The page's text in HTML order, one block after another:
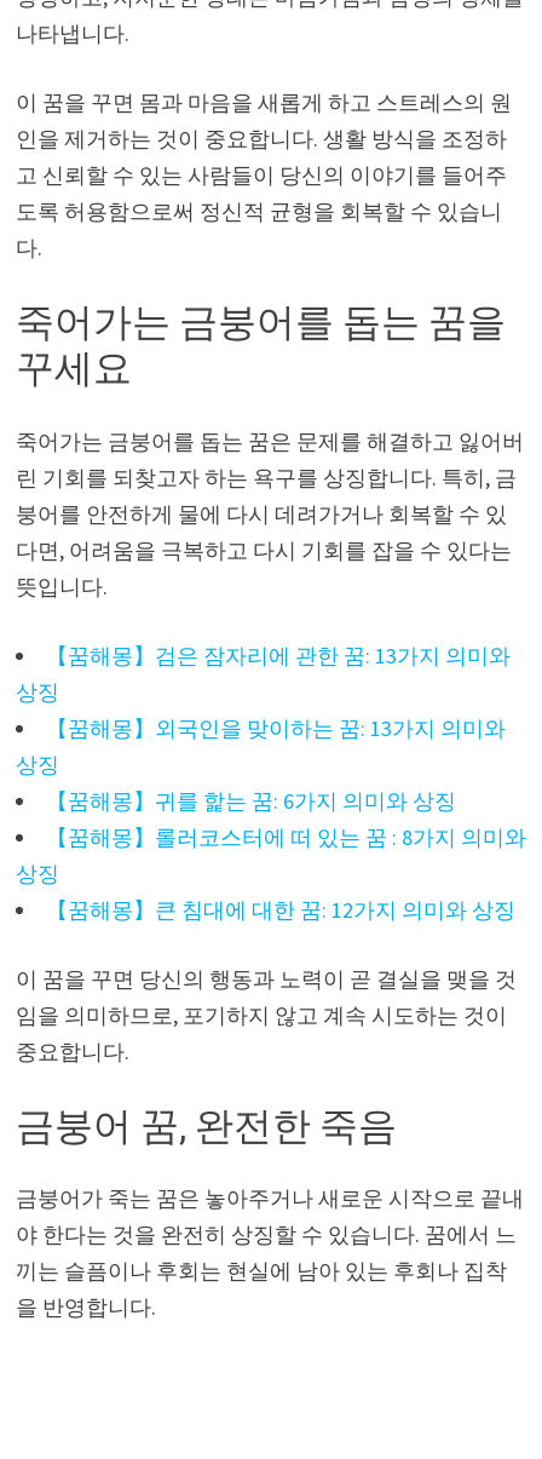
나타냅니다.
이 꿈을 꾸면 몸과 마음을 새롭게 하고 스트레스의 원
인을 제거하는 것이 중요합니다. 생활 방식을 조정하
고 신뢰할 수 있는 사람들이 당신의 이야기를 들어주
도록 허용함으로써 정신적 균형을 회복할 수 있습니
다.
죽어가는 금붕어를 돕는 꿈을
꾸세요
죽어가는 금붕어를 돕는 꿈은 문제를 해결하고 잃어버
린 기회를 되찾고자 하는 욕구를 상징합니다. 특히, 금
붕어를 안전하게 물에 다시 데려가거나 회복할 수 있
다면, 어려움을 극복하고 다시 기회를 잡을 수 있다는
뜻입니다.
【꿈해몽】검은 잠자리에 관한 꿈: 13가지 의미와
상징
【꿈해몽】외국인을 맞이하는 꿈: 13가지 의미와
상징
【꿈해몽】귀를 핥는 꿈: 6가지 의미와 상징
【꿈해몽】롤러코스터에 떠 있는 꿈 : 8가지 의미와
상징
【꿈해몽】큰 침대에 대한 꿈: 12가지 의미와 상징
이 꿈을 꾸면 당신의 행동과 노력이 곧 결실을 맺을 것
임을 의미하므로, 포기하지 않고 계속 시도하는 것이
중요합니다.
금붕어 꿈, 완전한 죽음
금붕어가 죽는 꿈은 놓아주거나 새로운 시작으로 끝내
야 한다는 것을 완전히 상징할 수 있습니다. 꿈에서 느
끼는 슬픔이나 후회는 현실에 남아 있는 후회나 집착
을 반영합니다.